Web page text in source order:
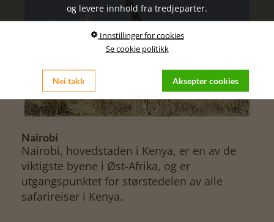
Nairobi
Nairobi, hovedstaden i Kenya, er en av de
viktigste byene i Øst-Afrika, og er
utgangspunktet for størstedelen av alle
safarireiser i Kenya.
og levere innhold fra tredjeparter.
Innstillinger for cookies
Se cookie politikk
Nei takk Aksepter cookies